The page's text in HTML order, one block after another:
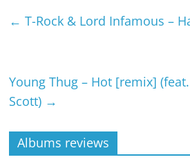
← T-Rock & Lord Infamous –
Young Thug – Hot [remix]
Scott) →
Albums reviews